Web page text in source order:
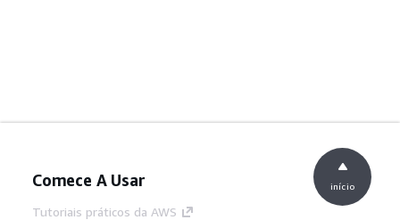
Comece A Usar
Tutoriais práticos da AWS
início